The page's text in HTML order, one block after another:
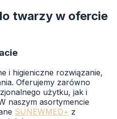
twarzy w ofercie
i higieniczne rozwiązanie,
Oferujemy zarówno
użytku, jak i
naszym asortymencie
SUNEWMED+ z